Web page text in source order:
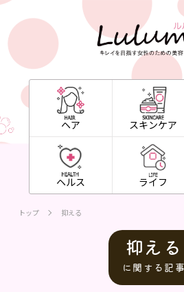
ヘア スキンケア
ヘルス ライフ
トップ 抑える
抑える
に関する記事